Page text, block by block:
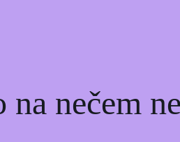
nečem